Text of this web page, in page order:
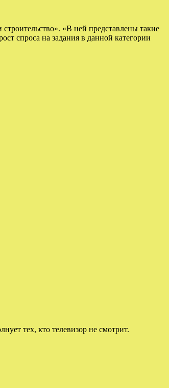
«В ней представлены такие
спроса на задания в данной категории
тех, кто телевизор не смотрит.